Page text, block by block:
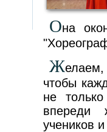
Она
Ж
чтобы
не
впереди
учеников